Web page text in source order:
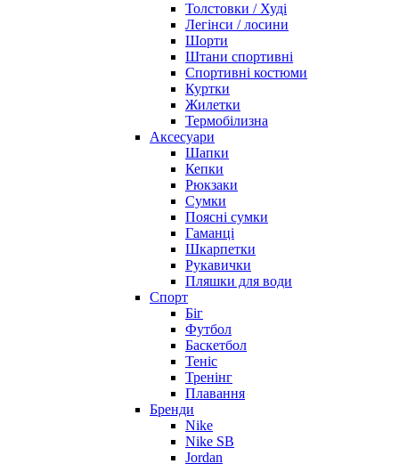
Толстовки / Худі
Легінси / лосини
Шорти
Штани спортивні
Спортивні костюми
Куртки
Жилетки
Термобілизна
Аксесуари
Шапки
Кепки
Рюкзаки
Сумки
Поясні сумки
Гаманці
Шкарпетки
Рукавички
Пляшки для води
Спорт
Біг
Футбол
Баскетбол
Теніс
Тренінг
Плавання
Бренди
Nike
Nike SB
Jordan